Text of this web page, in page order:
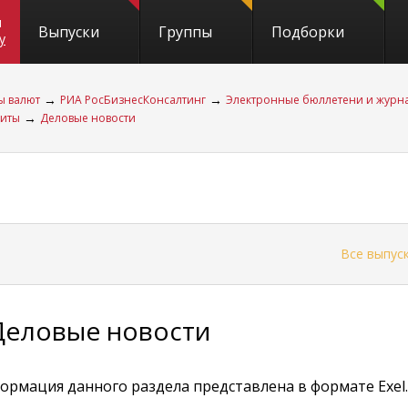
Выпуски Группы Подборки
валют → РИА РосБизнесКонсалтинг → Электронные бюллетени и
→ Деловые новости
Все
новости
данного раздела представлена в формате Exel.